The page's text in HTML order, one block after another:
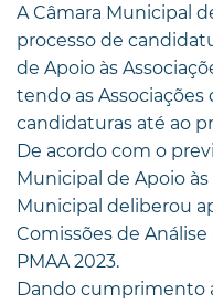
A Câmara Municipal
processo de
de Apoio às
tendo as Associações
candidaturas até ao
De acordo com o
Municipal de Apoio
Municipal deliberou
Comissões de
PMAA 2023.
Dando cumprimento